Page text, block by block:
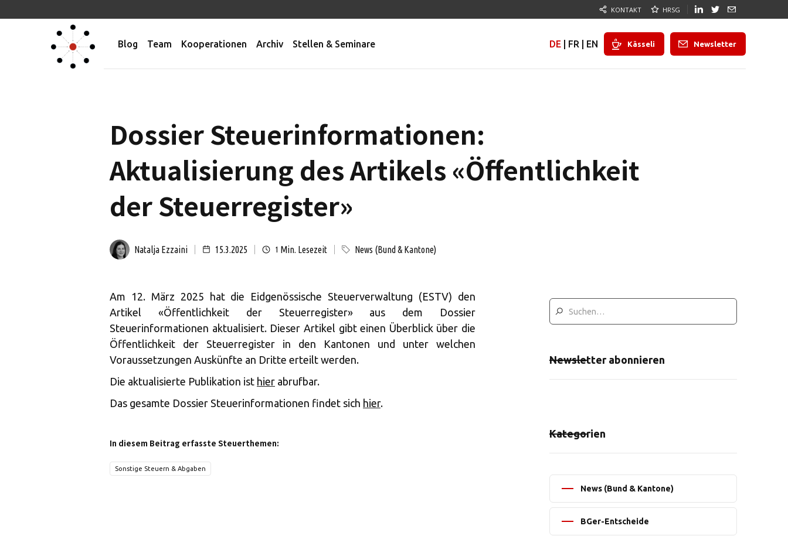
KONTAKT HRSG
Blog Team Kooperationen Archiv Stellen & Seminare DE FR EN Kässeli Newsletter
Dossier Steuerinformationen:
Aktualisierung des Artikels «Öffentlichkeit
der Steuerregister»
Natalja Ezzaini 15.3.2025 1 Min. Lesezeit News (Bund & Kantone)
Am 12. März 2025 hat die Eidgenössische Steuerverwaltung (ESTV) den
Artikel «Öffentlichkeit der Steuerregister» aus dem Dossier
Steuerinformationen aktualisiert. Dieser Artikel gibt einen Überblick über die
Öffentlichkeit der Steuerregister in den Kantonen und unter welchen
Voraussetzungen Auskünfte an Dritte erteilt werden.
Die aktualisierte Publikation ist hier abrufbar.
Das gesamte Dossier Steuerinformationen findet sich hier.
In diesem Beitrag erfasste Steuerthemen:
Sonstige Steuern & Abgaben
Newsletter abonnieren
Kategorien
News (Bund & Kantone)
BGer-Entscheide